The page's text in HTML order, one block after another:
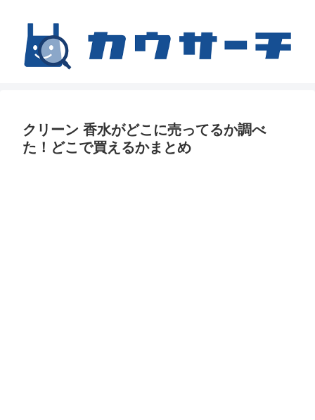
クリーン 香水がどこに売ってるか調べ
た！どこで買えるかまとめ